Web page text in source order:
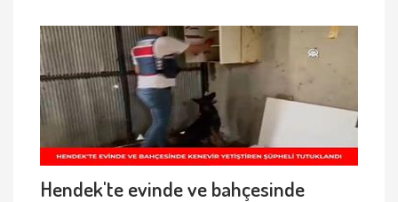
Hendek'te evinde ve bahçesinde